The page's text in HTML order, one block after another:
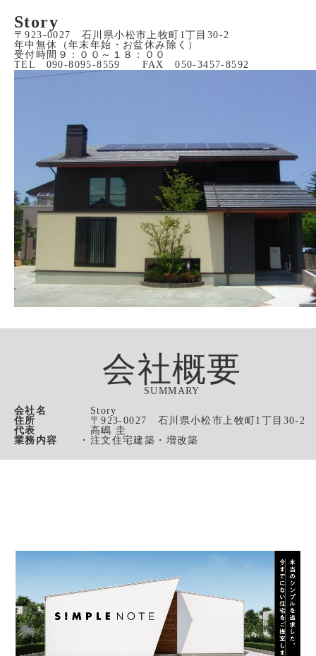
Story
〒923-0027 石川県小松市上牧町1丁目30-2
年中無休（年末年始・お盆休み除く）
受付時間９：００～１８：００
TEL 090-8095-8559 FAX 050-3457-8592
会社概要
SUMMARY
会社名
Story
住所
〒923-0027 石川県小松市上牧町1丁目30-2
代表
高嶋 圭
業務内容
・注文住宅建築・増改築